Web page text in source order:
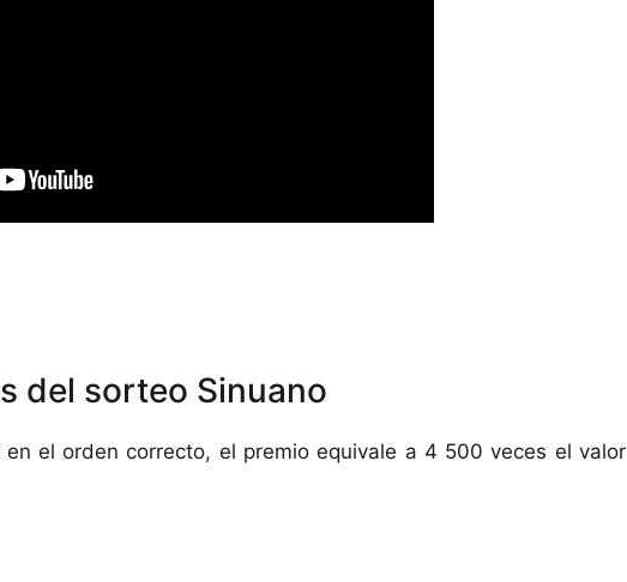
del sorteo Sinuano
el orden correcto, el premio equivale a 4 500 veces el valor